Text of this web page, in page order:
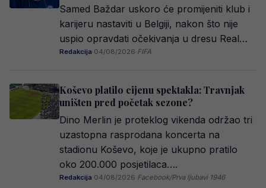
Samed Baždar uskoro će promijeniti klub i
karijeru nastaviti u Belgiji, nakon što nije
uspio opravdati očekivanja u dresu Real…
Redakcija·04/08/2026·FIFA
Koševo platilo cijenu spektakla: Travnjak
uništen pred početak sezone?
Dino Merlin je proteklog vikenda održao tri
uzastopna rasprodana koncerta na
stadionu Koševo, koje je ukupno pratilo
oko 200.000 posjetilaca….
Redakcija·04/08/2026·Facebook/Prva ljubavi 1946